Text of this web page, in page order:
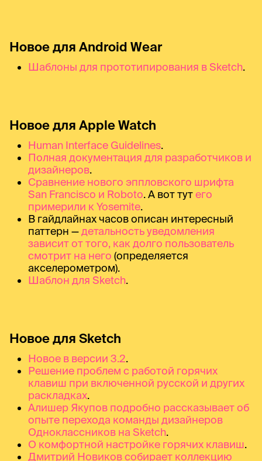
Новое для Android Wear
Шаблоны для прототипирования в Sketch.
Новое для Apple Watch
Human Interface Guidelines.
Полная документация для разработчиков и
дизайнеров.
Сравнение нового эппловского шрифта
San Francisco и Roboto. А вот тутего
примерили к Yosemite.
В гайдлайнах часов описан интересный
паттерн —детальность уведомления
зависит от того, как долго пользователь
смотрит на него (определяется
акселерометром).
Шаблон для Sketch.
Новое для Sketch
Новое в версии 3.2.
Решение проблем с работой горячих
клавиш при включенной русской и других
раскладках.
Алишер Якупов подробно рассказывает об
опыте перехода команды дизайнеров
Одноклассников на Sketch.
О комфортной настройке горячих клавиш.
Дмитрий Новиков собирает коллекцию